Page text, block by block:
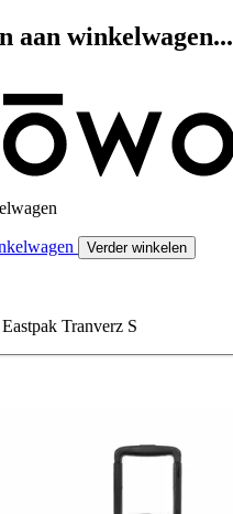
aan winkelwagen...
Verder winkelen
Tranverz S